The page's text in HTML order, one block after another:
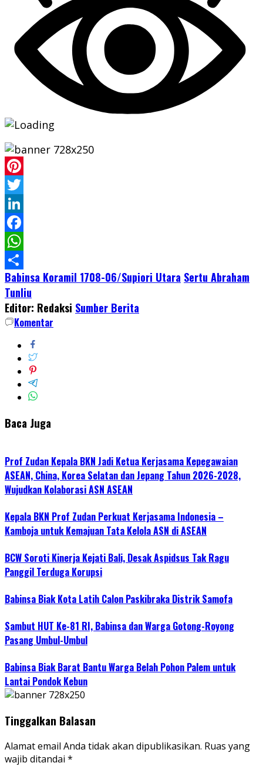
Pinterest
Twitter
LinkedIn
Facebook
WhatsApp
Share
Babinsa Koramil 1708-06/Supiori Utara Sertu Abraham
Tunliu
Editor: Redaksi Sumber Berita
Komentar
Baca Juga
Prof Zudan Kepala BKN Jadi Ketua Kerjasama Kepegawaian
ASEAN, China, Korea Selatan dan Jepang Tahun 2026-2028,
Wujudkan Kolaborasi ASN ASEAN
Kepala BKN Prof Zudan Perkuat Kerjasama Indonesia –
Kamboja untuk Kemajuan Tata Kelola ASN di ASEAN
BCW Soroti Kinerja Kejati Bali, Desak Aspidsus Tak Ragu
Panggil Terduga Korupsi
Babinsa Biak Kota Latih Calon Paskibraka Distrik Samofa
Sambut HUT Ke-81 RI, Babinsa dan Warga Gotong-Royong
Pasang Umbul-Umbul
Babinsa Biak Barat Bantu Warga Belah Pohon Palem untuk
Lantai Pondok Kebun
Tinggalkan Balasan
Alamat email Anda tidak akan dipublikasikan. Ruas yang
wajib ditandai *